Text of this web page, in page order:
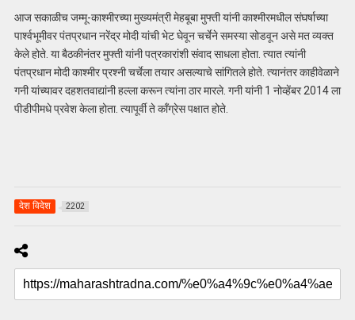
आज सकाळीच जम्मू-काश्मीरच्या मुख्यमंत्री मेहबूबा मुफ्ती यांनी काश्मीरमधील संघर्षाच्या
पार्श्वभूमीवर पंतप्रधान नरेंद्र मोदी यांची भेट घेवून चर्चेने समस्या सोडवून असे मत व्यक्त
केले होते. या बैठकीनंतर मुफ्ती यांनी पत्रकारांशी संवाद साधला होता. त्यात त्यांनी
पंतप्रधान मोदी काश्मीर प्रश्नी चर्चेला तयार असल्याचे सांगितले होते. त्यानंतर काहीवेळाने
गनी यांच्यावर दहशतवाद्यांनी हल्ला करून त्यांना ठार मारले. गनी यांनी 1 नोव्हेंबर 2014 ला
पीडीपीमधे प्रवेश केला होता. त्यापूर्वी ते कॉंग्रेस पक्षात होते.
देश विदेश 2202